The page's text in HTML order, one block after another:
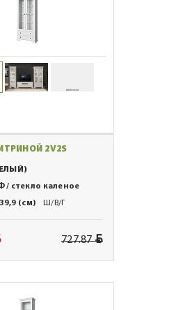
2V2S
стекло каленое
(см)
Ш/В/Г
727.87BYN